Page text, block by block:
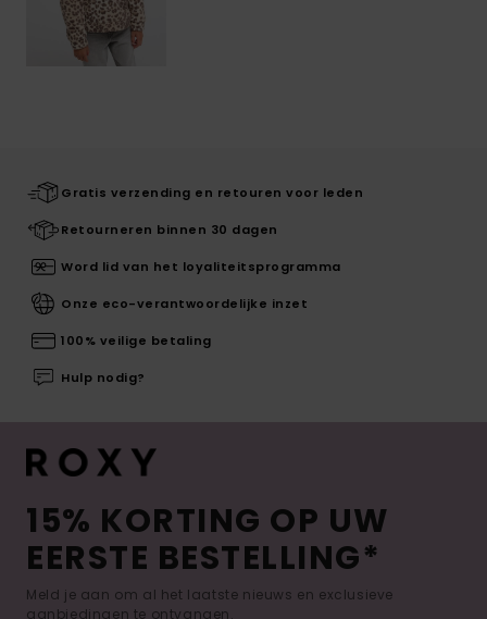
Gratis verzending en retouren voor leden
Retourneren binnen 30 dagen
Word lid van het loyaliteitsprogramma
Onze eco-verantwoordelijke inzet
100% veilige betaling
Hulp nodig?
15% KORTING OP UW
EERSTE BESTELLING*
Meld je aan om al het laatste nieuws en exclusieve
aanbiedingen te ontvangen.